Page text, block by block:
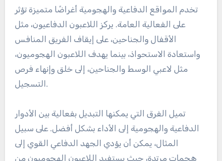
تخدم المواقع الدفاعية والهجومية أغراضًا متميزة تؤثر
على الفعالية العامة. يركز اللاعبون الدفاعيون، مثل
الأقفال والجناحين، على إيقاف الفريق المنافس
واستعادة الاستحواذ، بينما يهدف اللاعبون الهجوميون،
مثل لاعبي الوسط والجناحين، إلى خلق وإنهاء فرص
التسجيل.
تميل الفرق التي يمكنها التبديل بفعالية بين الأدوار
الدفاعية والهجومية إلى الأداء بشكل أفضل. على سبيل
المثال، يمكن أن يؤدي الجهد الدفاعي القوي إلى
هجمات مرتدة، حيث يستفيد اللاعبون الهجوميون من